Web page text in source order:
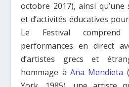
octobre 2017), ainsi qu’une
et d’activités éducatives
Le Festival
performances en direct
d’artistes grecs et
hommage àAna Mendieta